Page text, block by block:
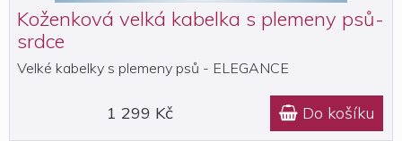
Koženková velká kabelka s plemeny psů-
srdce
Velké kabelky s plemeny psů - ELEGANCE
1 299 Kč  Do košíku